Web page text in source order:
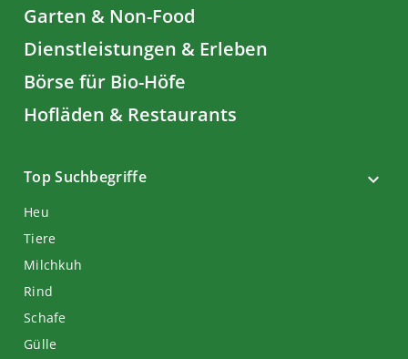
Garten & Non-Food
Dienstleistungen & Erleben
Börse für Bio-Höfe
Hofläden & Restaurants
Top Suchbegriffe
Heu
Tiere
Milchkuh
Rind
Schafe
Gülle